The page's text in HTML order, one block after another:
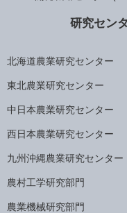
研究セン
北海道農業研究センター
東北農業研究センター
中日本農業研究センター
西日本農業研究センター
九州沖縄農業研究センター
農村工学研究部門
農業機械研究部門